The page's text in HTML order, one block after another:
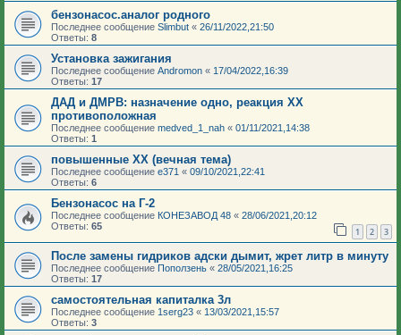
бензонасос.аналог родного
Последнее сообщение Slimbut « 26/11/2022,21:50
Ответы: 8
Установка зажигания
Последнее сообщение Andromon « 17/04/2022,16:39
Ответы: 17
ДАД и ДМРВ: назначение одно, реакция ХХ
противоположная
Последнее сообщение medved_1_nah « 01/11/2021,14:38
Ответы: 1
повышенные ХХ (вечная тема)
Последнее сообщение e371 « 09/10/2021,22:41
Ответы: 6
Бензонасос на Г-2
Последнее сообщение КОНЕЗАВОД 48 « 28/06/2021,20:12
Ответы: 65 1 2 3
После замены гидриков адски дымит, жрет литр в минуту
Последнее сообщение Поползень « 28/05/2021,16:25
Ответы: 17
самостоятельная капиталка 3л
Последнее сообщение 1serg23 « 13/03/2021,15:57
Ответы: 3